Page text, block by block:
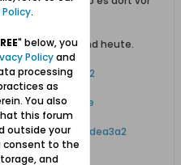
es Schule gab und heute.
52f536d928dea3a2
Policy.
" below, you
Policyand
processing
as
You also
this forum
outside your
consent to the
and